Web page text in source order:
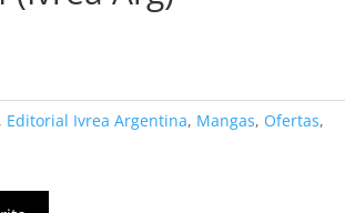
, Editorial Ivrea Argentina, Mangas, Ofertas,